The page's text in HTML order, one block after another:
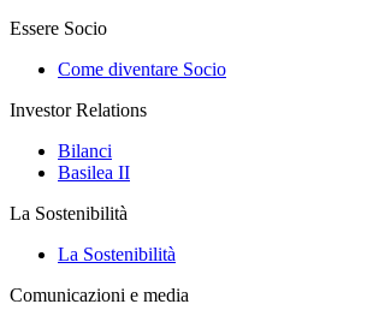
Essere Socio
Come diventare Socio
Investor Relations
Bilanci
Basilea II
La Sostenibilità
La Sostenibilità
Comunicazioni e media